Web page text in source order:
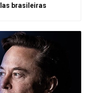
brasileiras